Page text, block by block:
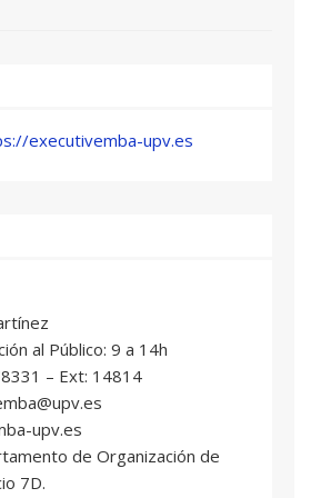
: Profesional del sector
FINANCE
Garcia : Profesional del sector
García
Marí
executivemba-upv.es
al Público: 9 a 14h
– Ext: 14814
upv.es
de Organización de
7D.